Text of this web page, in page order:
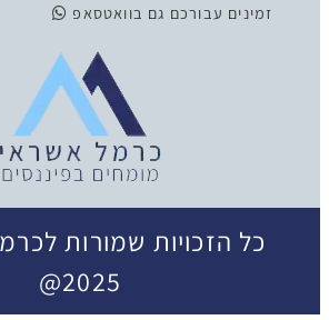
זמינים עבורכם גם בוואטסאפ
כל הזכויות שמורות
2025@